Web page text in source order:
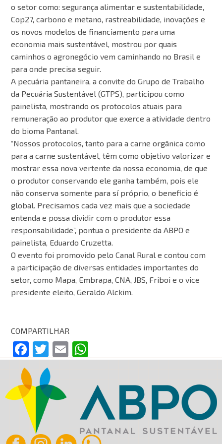
o setor como: segurança alimentar e sustentabilidade,
Cop27, carbono e metano, rastreabilidade, inovações e
os novos modelos de financiamento para uma
economia mais sustentável, mostrou por quais
caminhos o agronegócio vem caminhando no Brasil e
para onde precisa seguir.
A pecuária pantaneira, a convite do Grupo de Trabalho
da Pecuária Sustentável (GTPS), participou como
painelista, mostrando os protocolos atuais para
remuneração ao produtor que exerce a atividade dentro
do bioma Pantanal.
“Nossos protocolos, tanto para a carne orgânica como
para a carne sustentável, têm como objetivo valorizar e
mostrar essa nova vertente da nossa economia, de que
o produtor conservando ele ganha também, pois ele
não conserva somente para sí próprio, o beneficio é
global. Precisamos cada vez mais que a sociedade
entenda e possa dividir com o produtor essa
responsabilidade”, pontua o presidente da ABPO e
painelista, Eduardo Cruzetta.
O evento foi promovido pelo Canal Rural e contou com
a participação de diversas entidades importantes do
setor, como Mapa, Embrapa, CNA, JBS, Friboi e o vice
presidente eleito, Geraldo Alckim.
COMPARTILHAR
Facebook
Twitter
Email